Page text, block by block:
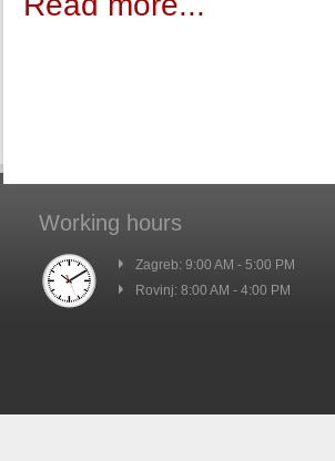
Working hours
Zagreb: 9:00 AM - 5:00 PM
Rovinj: 8:00 AM - 4:00 PM